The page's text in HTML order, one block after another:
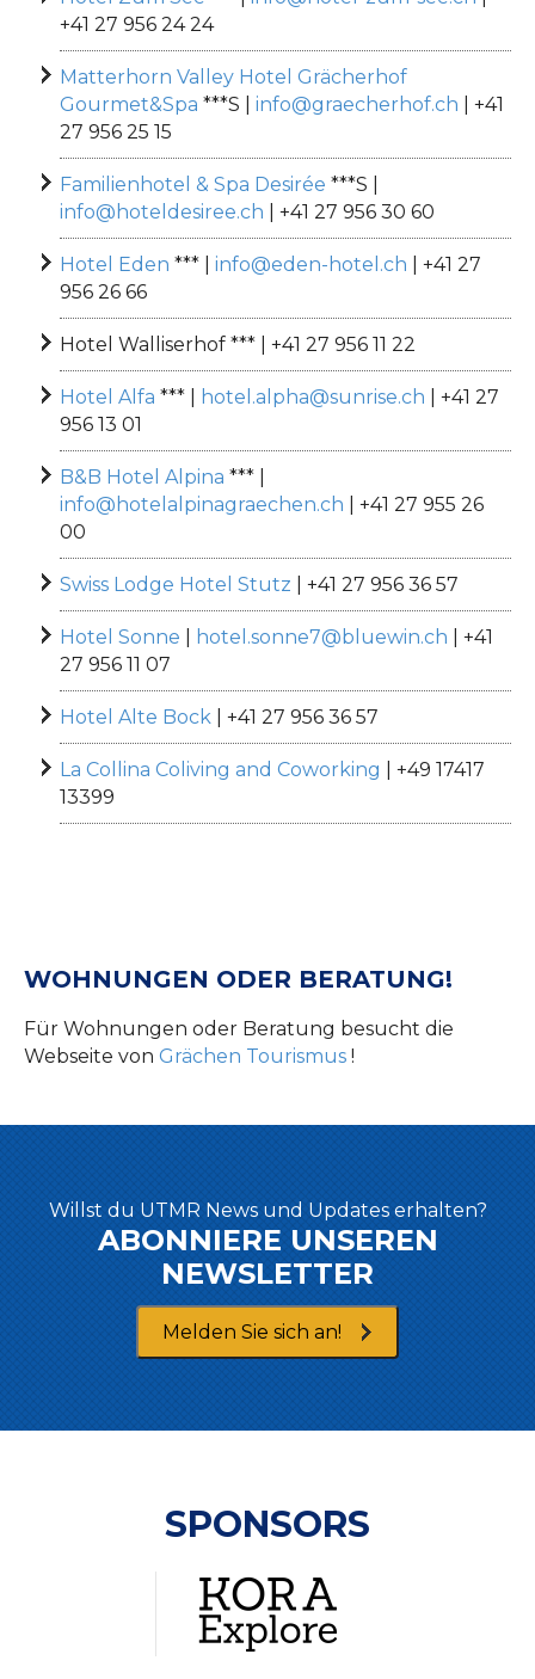
+41 27 956 24 24
Matterhorn Valley Hotel Grächerhof
Gourmet&Spa ***S | info@graecherhof.ch | +41
27 956 25 15
Familienhotel & Spa Desirée ***S |
info@hoteldesiree.ch | +41 27 956 30 60
Hotel Eden *** | info@eden-hotel.ch | +41 27
956 26 66
Hotel Walliserhof *** | +41 27 956 11 22
Hotel Alfa *** | hotel.alpha@sunrise.ch | +41 27
956 13 01
B&B Hotel Alpina *** |
info@hotelalpinagraechen.ch | +41 27 955 26
00
Swiss Lodge Hotel Stutz | +41 27 956 36 57
Hotel Sonne hotel.sonne7@bluewin.ch | +41
27 956 11 07
Hotel Alte Bock | +41 27 956 36 57
La Collina Coliving and Coworking
| +49 17417
13399
WOHNUNGEN ODER BERATUNG!
Für Wohnungen oder Beratung besucht die
Webseite von Grächen Tourismus !
Willst du UTMR News und Updates erhalten?
ABONNIERE UNSEREN
NEWSLETTER
Melden Sie sich an!
SPONSORS